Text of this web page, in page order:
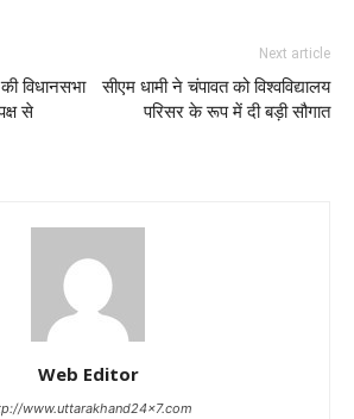
विधानसभा
से
Next article
सीएम धामी ने चंपावत को विश्वविद्यालय
परिसर के रूप में दी बड़ी सौगात
Web Editor
www.uttarakhand24x7.com